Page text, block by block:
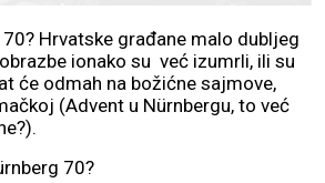
Hrvatske građane malo dubljeg
ionako su već izumrli, ili su
će odmah na božićne sajmove,
(Advent u Nürnbergu, to već
70?